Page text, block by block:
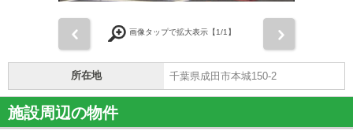
画像タップで拡大表示【1/1】
所在地 千葉県成田市本城150-2
施設周辺の物件